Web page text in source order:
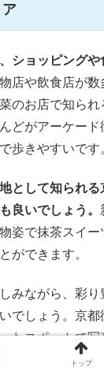
ショッピング
店や飲食店が
のお店で知ら
どがアーケー
歩きやすいです。
として知られ
良いでしょう。
姿で抹茶スイー
ができます。
みながら、彩
でしょう。京都
たスポットで
トップ